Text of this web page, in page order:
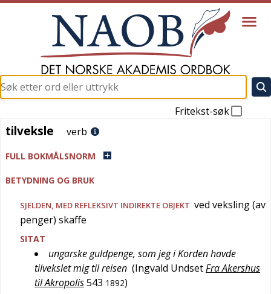
Fritekst-søk
tilveksle
tilveksle verb
FULL BOKMÅLSNORM
BETYDNING OG BRUK
SJELDEN, MED REFLEKSIVT INDIREKTE OBJEKT ved veksling (av
penger) skaffe
SITAT
ungarske guldpenge, som jeg i Korden havde
tilvekslet mig til reisen (Ingvald UndsetFra Akershus
til Akropolis543 1892)